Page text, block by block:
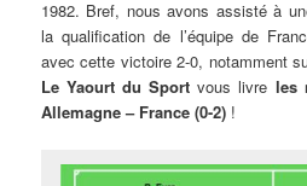
1982. Bref, nous avons assisté à
la qualification de l’équipe de
avec cette victoire 2-0, notamment
Le Yaourt du Sport vous livre les
Allemagne – France (0-2) !